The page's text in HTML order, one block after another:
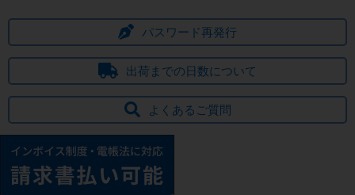
パスワード再発行
出荷までの日数について
よくあるご質問